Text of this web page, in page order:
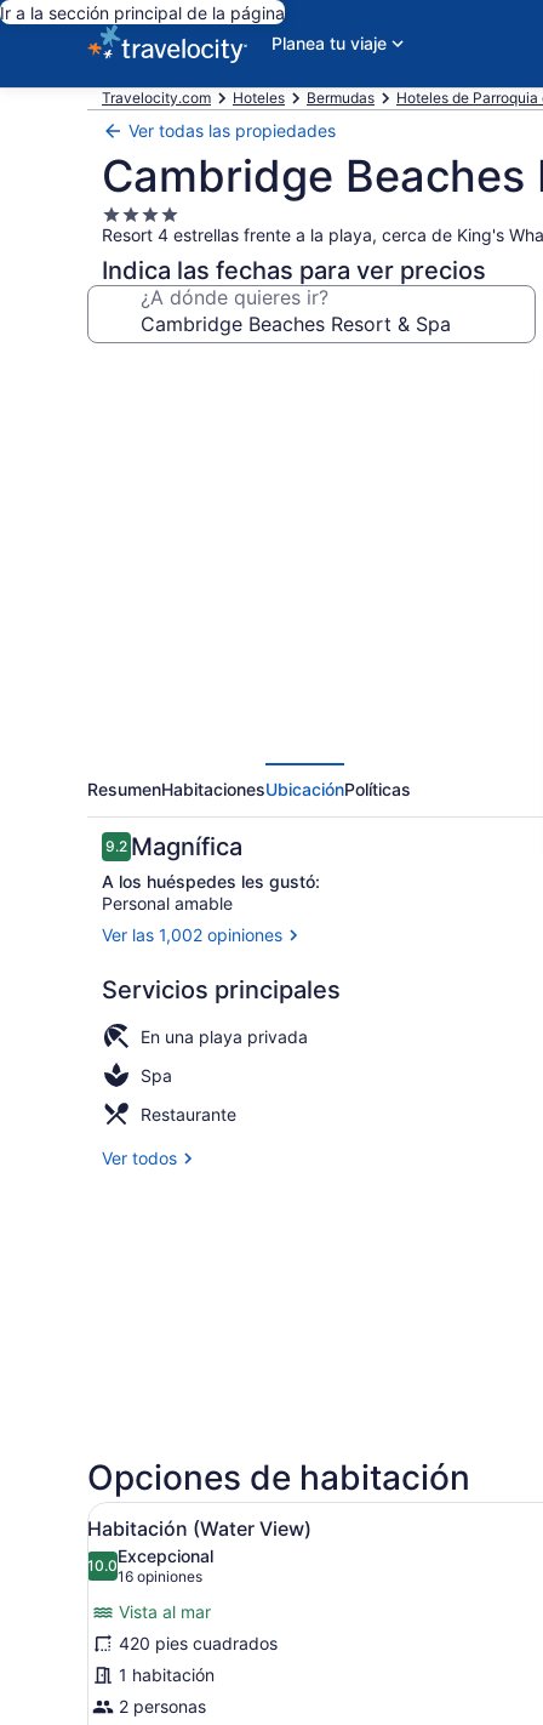
Ir a la sección principal de la página
Planea tu viaje
Travelocity.com Hoteles Bermudas Hoteles de Parroquia
Ver todas las propiedades
Cambridge Beaches
Propiedad
de
4.0
estrellas
Resort 4 estrellas frente a la playa, cerca de King's
Indica las fechas para ver precios
¿A dónde quieres ir?
ResumenHabitacionesUbicaciónPolíticas
Opiniones
9.29.2 de 10,
Magnífica
A los huéspedes les gustó:
Personal amable
Ver las 1,002 opiniones
Servicios principales
En una playa privada
Spa
Restaurante
Ver todos
Opciones de habitación
Abrir
todas
las
fotos
de
Habitación
(Water
View)
Una cama bien hecha con
10
Habitación (Water View)
10.010.0 de 10
Excepcional
16 opiniones
(16
opiniones)
Vista al mar
420 pies cuadrados
1 habitación
2 personas